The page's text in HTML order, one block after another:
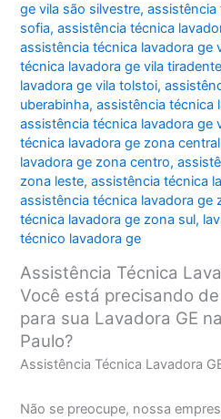
ge vila são silvestre,assistência
sofia,assistência técnica
assistência técnica lavadora ge
técnica lavadora ge vila
lavadora ge vila tolstoi,
uberabinha,assistência técnica
assistência técnica lavadora ge
técnica lavadora ge zona central
lavadora ge zona centro,
zona leste,assistência técnica
assistência técnica lavadora ge
técnica lavadora ge zona sul,
técnico lavadora ge
Assistência Técnica
Você está precisando
para sua Lavadora GE
Paulo?
Assistência Técnica Lavadora
Não se preocupe, nossa